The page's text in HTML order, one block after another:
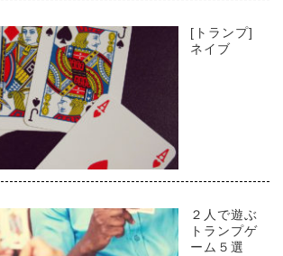
[トランプ]
ネイブ
２人で遊ぶ
トランプゲ
ーム５選